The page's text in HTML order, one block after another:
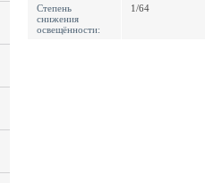
Степень
снижения
освещённости:
1/64